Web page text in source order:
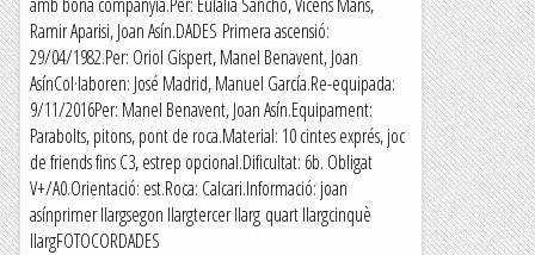
Ramir Aparisi, Joan Asín.DADES Primera ascensió:
29/04/1982.Per: Oriol Gispert, Manel Benavent, Joan
AsínCol·laboren: José Madrid, Manuel García.Re-equipada:
9/11/2016Per: Manel Benavent, Joan Asín.Equipament:
Parabolts, pitons, pont de roca.Material: 10 cintes exprés, joc
de friends fins C3, estrep opcional.Dificultat: 6b. Obligat
V+/A0.Orientació: est.Roca: Calcari.Informació: joan
asínprimer llargsegon llargtercer llarg quart llargcinquè
llargFOTOCORDADES